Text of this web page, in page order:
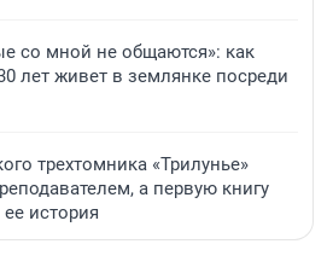
со мной не общаются»: как
лет живет в землянке посреди
трехтомника «Трилунье»
а первую книгу
история